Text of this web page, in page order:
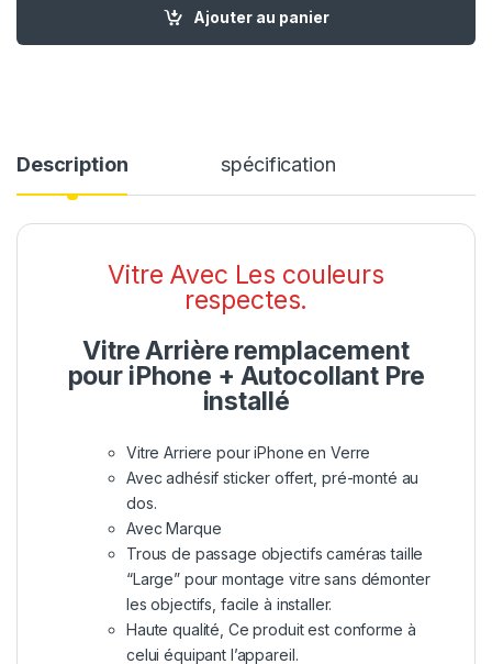
quantité de Vitre Arriere Remplacement iPhone XR Noir
Ajouter au panier
Description spécification
Vitre Avec Les couleurs
respectes.
Vitre Arrière remplacement
pour iPhone + Autocollant Pre
installé
Vitre Arriere pour iPhone en Verre
Avec adhésif sticker offert, pré-monté au
dos.
Avec Marque
Trous de passage objectifs caméras taille
“Large” pour montage vitre sans démonter
les objectifs, facile à installer.
Haute qualité, Ce produit est conforme à
celui équipant l’appareil.